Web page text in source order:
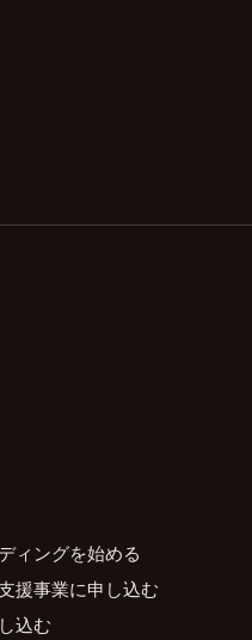
ィングを始める
援事業に申し込む
込む